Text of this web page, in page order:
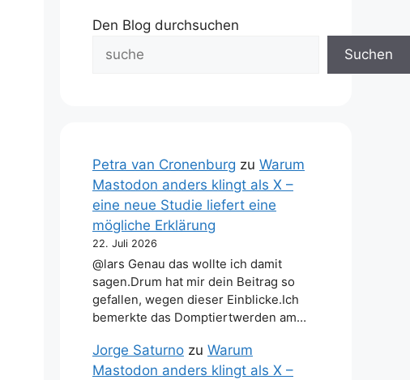
Den Blog durchsuchen
Suchen
Petra van Cronenburg zu Warum
Mastodon anders klingt als X –
eine neue Studie liefert eine
mögliche Erklärung
22. Juli 2026
@lars Genau das wollte ich damit
sagen.Drum hat mir dein Beitrag so
gefallen, wegen dieser Einblicke.Ich
bemerkte das Domptiertwerden am…
Jorge Saturno zu Warum
Mastodon anders klingt als X –